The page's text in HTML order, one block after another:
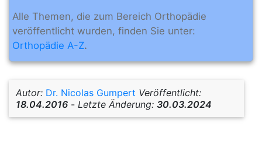
Alle Themen, die zum Bereich Orthopädie
veröffentlicht wurden, finden Sie unter:
Orthopädie A-Z.
Autor: Dr. Nicolas Gumpert Veröffentlicht:
18.04.2016 - Letzte Änderung: 30.03.2024